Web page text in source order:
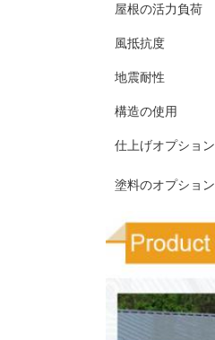
屋根の活力負荷
風抵抗度
地震耐性
構造の使用
仕上げオプション
塗料のオプション